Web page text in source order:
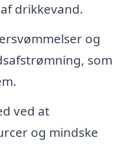
drikkevand.
og
som
ved at
og mindske